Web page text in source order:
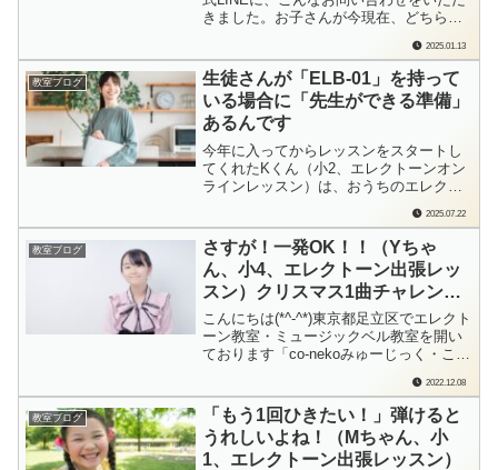
きました。お子さんが今現在、どちらか
受けていらっしゃるとのこと（お問い合
わせはお母さまからでした）「エレクト
ーンの操作を教えていただきたくて、ご
連絡させていただきました。レッスンで
先生にレ...
2025.01.13
教室ブログ
生徒さんが「ELB-01」を持って
いる場合に「先生ができる準備」
あるんです
今年に入ってからレッスンをスタートし
てくれたKくん（小2、エレクトーンオン
ラインレッスン）は、おうちのエレクト
バリ使えるエレクトーンではあるのです
が、残念ながらレジストの販売が2016年
で終了してしまっている機種でもありま
す。そんなＫくんにも楽しんでもらえ
る...
2025.07.22
教室ブログ
さすが！一発OK！！（Yちゃ
ん、小4、エレクトーン出張レッ
スン）クリスマス1曲チャレンジ
2022 shooting day-2
こんにちは(*^-^*)東京都足立区でエレクト
ーン教室・ミュージックベル教室を開い
ております「co-nekoみゅーじっく・こね
す。Yちゃんが初めて「クリスマス1曲チ
ャレンジ」に参加してくれたのは、年長
さんの頃。あれから5回目の撮影…さすが
の一発OK！でした！毎年作る...
2022.12.08
教室ブログ
「もう1回ひきたい！」弾けると
うれしいよね！（Mちゃん、小
1、エレクトーン出張レッスン）